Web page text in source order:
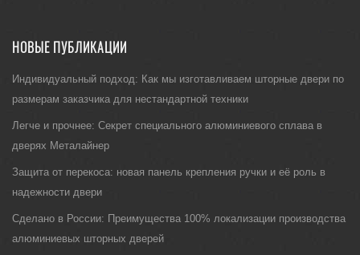
НОВЫЕ ПУБЛИКАЦИИ
Индивидуальный подход: Как мы изготавливаем шторные двери по
размерам заказчика для нестандартной техники
Легче и прочнее: Секрет специального алюминиевого сплава в
дверях Металайнер
Защита от перекоса: новая панель крепления ручки и её роль в
надежности двери
Сделано в России: Преимущества 100% локализации производства
алюминиевых шторных дверей